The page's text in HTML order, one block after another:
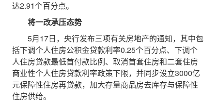
达2.91个百分点。
将一改承压态势
5月17日，央行发布三项有关房地产的通知，其中包
括下调个人住房公积金贷款利率0.25个百分点、下调个
人住房贷款最低首付款比例、取消首套住房和二套住房
商业性个人住房贷款利率政策下限，并同步设立3000亿
元保障性住房再贷款，加大存量商品房去库存与保障性
住房供给。